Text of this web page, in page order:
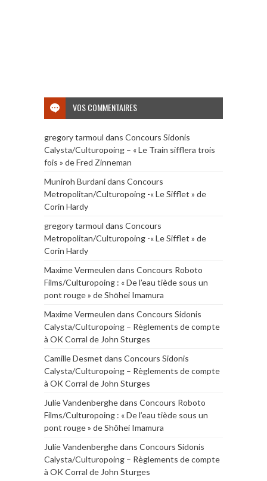
VOS COMMENTAIRES
gregory tarmoul dans Concours Sidonis
Calysta/Culturopoing – « Le Train sifflera trois
fois » de Fred Zinneman
Muniroh Burdanidans Concours
Metropolitan/Culturopoing -« Le Sifflet » de
Corin Hardy
gregory tarmoul dans Concours
Metropolitan/Culturopoing -« Le Sifflet » de
Corin Hardy
Maxime Vermeulen dans Concours Roboto
Films/Culturopoing : « De l’eau tiède sous un
pont rouge » de Shōhei Imamura
Maxime Vermeulen dans Concours Sidonis
Calysta/Culturopoing – Règlements de compte
à OK Corral de John Sturges
Camille Desmet dans Concours Sidonis
Calysta/Culturopoing – Règlements de compte
à OK Corral de John Sturges
Julie Vandenberghedans Concours Roboto
Films/Culturopoing : « De l’eau tiède sous un
pont rouge » de Shōhei Imamura
Julie Vandenberghedans Concours Sidonis
Calysta/Culturopoing – Règlements de compte
à OK Corral de John Sturges